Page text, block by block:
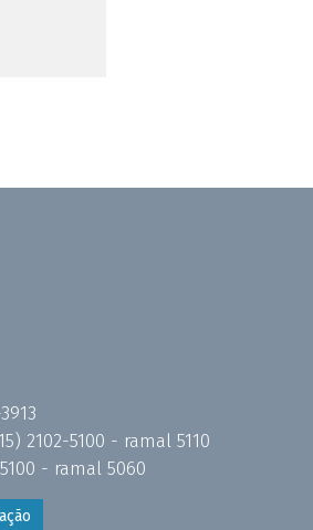
2102-5100 - ramal 5110
- ramal 5060